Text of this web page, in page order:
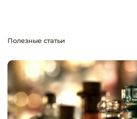
Полезные статьи